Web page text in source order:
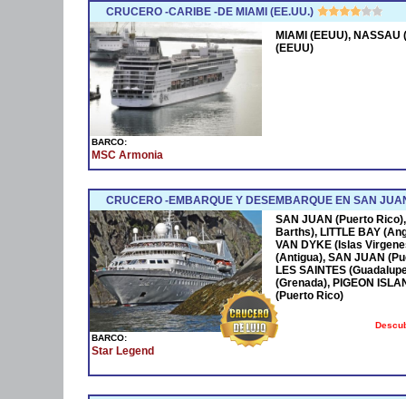
CRUCERO -CARIBE -DE MIAMI (EE.UU.)
BARCO:
MSC Armonia
MIAMI (EEUU), NASSAU
(EEUU)
CRUCERO -EMBARQUE Y DESEMBARQUE EN SAN
BARCO:
Star Legend
SAN JUAN (Puerto
Barths), LITTLE BAY
VAN DYKE (Islas
(Antigua), SAN JUAN
LES SAINTES
(Grenada), PIGEON
(Puerto Rico)